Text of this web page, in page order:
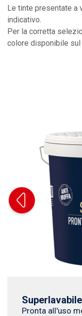
Le tinte presentate a
indicativo.
Per la corretta
colore disponibile sul
Pronta all'uso